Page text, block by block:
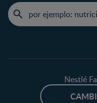
Nestlé